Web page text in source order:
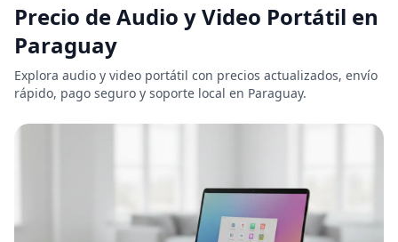
Precio de Audio y Video Portátil en
Paraguay
Explora audio y video portátil con precios actualizados, envío
rápido, pago seguro y soporte local en Paraguay.